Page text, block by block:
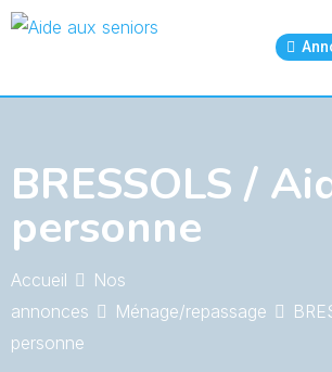
Skip
BRESSOLS /
personne
Accueil
Nos
annonces
Ménage/repassage
personne